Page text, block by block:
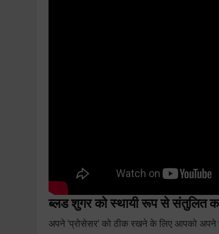
ब्लड शुगर को स्थायी रूप से संतुलित
अपने 'प्रोसेसर' को ठीक रखने के लिए आपको अपने